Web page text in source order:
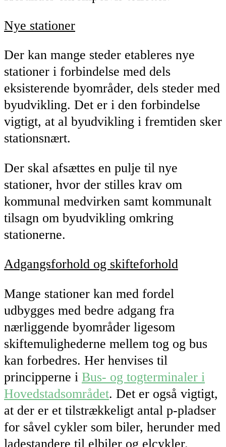
Nye stationer
Der kan mange steder etableres nye
stationer i forbindelse med dels
eksisterende byområder, dels steder med
byudvikling. Det er i den forbindelse
vigtigt, at al byudvikling i fremtiden sker
stationsnært.
Der skal afsættes en pulje til nye
stationer, hvor der stilles krav om
kommunal medvirken samt kommunalt
tilsagn om byudvikling omkring
stationerne.
Adgangsforhold og skifteforhold
Mange stationer kan med fordel
udbygges med bedre adgang fra
nærliggende byområder ligesom
skiftemulighederne mellem tog og bus
kan forbedres. Her henvises til
principperne i Bus- og togterminaler i
Hovedstadsområdet. Det er også vigtigt,
at der er et tilstrækkeligt antal p-pladser
for såvel cykler som biler, herunder med
ladestandere til elbiler og elcykler.